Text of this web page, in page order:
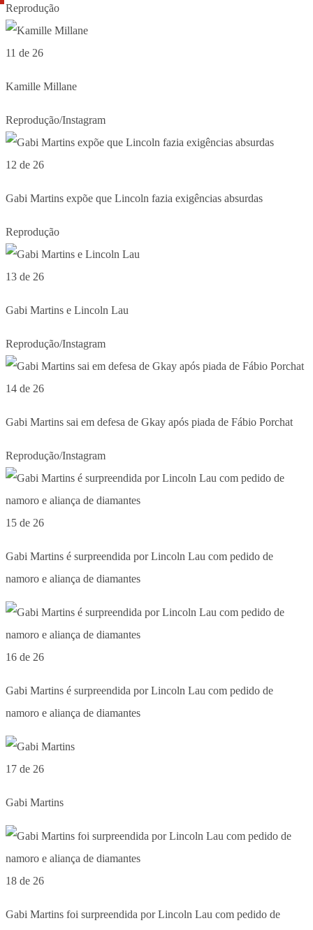
Reprodução
11 de 26
Kamille Millane
Reprodução/Instagram
12 de 26
Gabi Martins expõe que Lincoln fazia exigências absurdas
Reprodução
13 de 26
Gabi Martins e Lincoln Lau
Reprodução/Instagram
14 de 26
Gabi Martins sai em defesa de Gkay após piada de Fábio Porchat
Reprodução/Instagram
15 de 26
Gabi Martins é surpreendida por Lincoln Lau com pedido de
namoro e aliança de diamantes
16 de 26
Gabi Martins é surpreendida por Lincoln Lau com pedido de
namoro e aliança de diamantes
17 de 26
Gabi Martins
18 de 26
Gabi Martins foi surpreendida por Lincoln Lau com pedido de